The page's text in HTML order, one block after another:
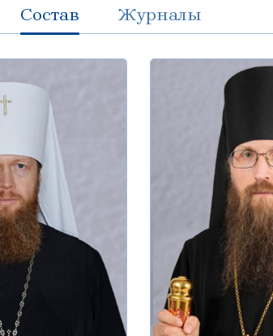
Состав Журналы